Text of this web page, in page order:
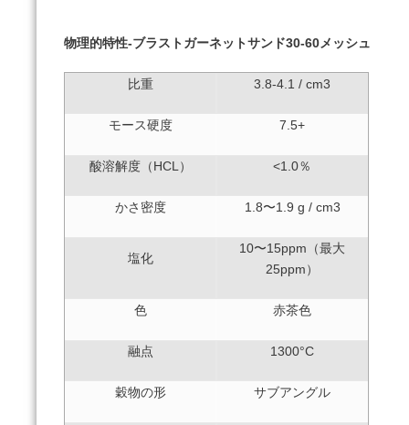
物理的特性-ブラストガーネットサンド30-60メッシュ
比重 3.8-4.1 / cm3
モース硬度 7.5+
酸溶解度（HCL） <1.0％
かさ密度 1.8〜1.9 g / cm3
塩化
10〜15ppm（最大
25ppm）
色 赤茶色
融点 1300°C
穀物の形 サブアングル